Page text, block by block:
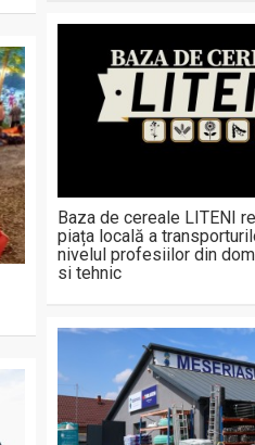
Baza de cereale LITENI
piața locală a
nivelul profesiilor din
si tehnic